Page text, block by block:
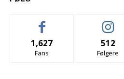
1,627
Fans
512
Følgere